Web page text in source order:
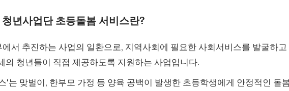
년사업단 초등돌봄 서비스란?
서 추진하는 사업의 일환으로, 지역사회에 필요한 사회서비스를 발굴하고
의 청년들이 직접 제공하도록 지원하는 사업입니다.
'는 맞벌이, 한부모 가정 등 양육 공백이 발생한 초등학생에게 안정적인 돌